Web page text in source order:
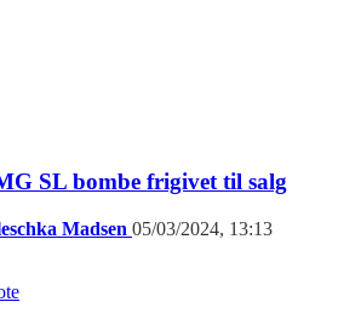
SL bombe frigivet til salg
Madsen 05/03/2024, 13:13